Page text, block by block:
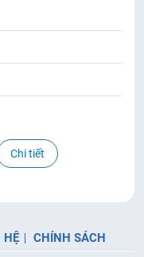
Chi tiết
HỆ CHÍNH SÁCH